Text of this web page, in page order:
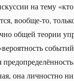
на тему
вообще-то,
общей теории
она личностно